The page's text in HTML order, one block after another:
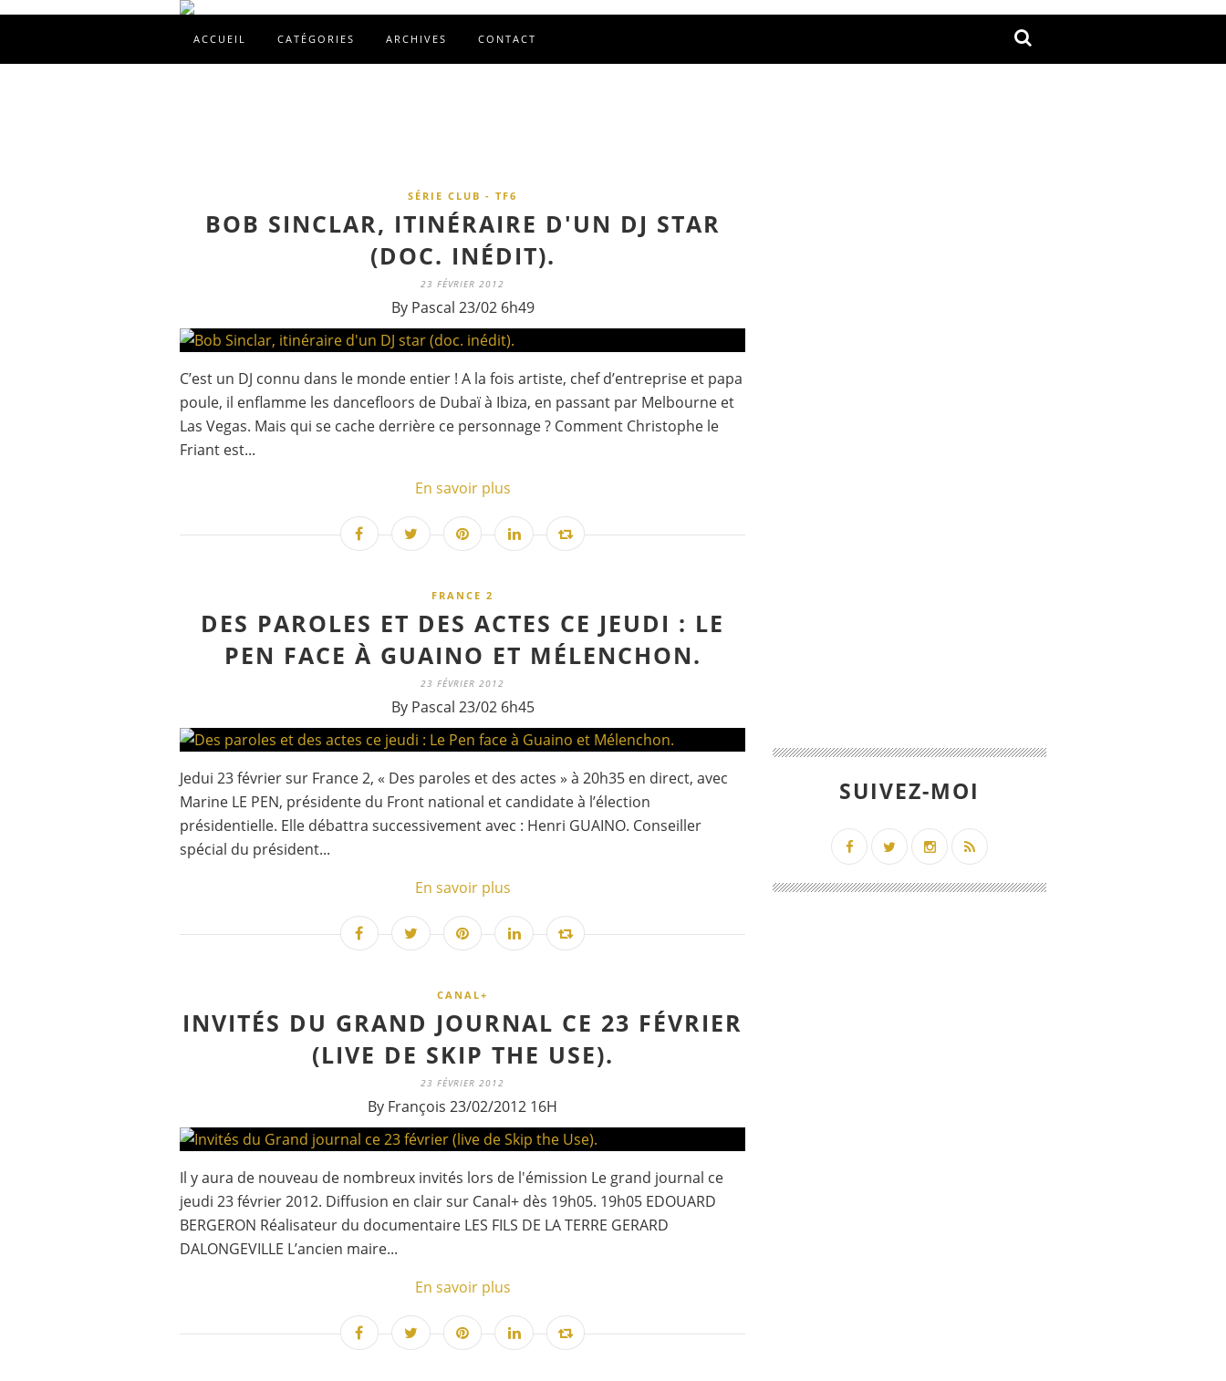
ACCUEIL CATÉGORIES ARCHIVES CONTACT
SÉRIE CLUB - TF6
BOB SINCLAR, ITINÉRAIRE D'UN DJ STAR
(DOC. INÉDIT).
23 FÉVRIER 2012
By Pascal 23/02 6h49
C’est un DJ connu dans le monde entier ! A la fois artiste, chef d’entreprise et papa
poule, il enflamme les dancefloors de Dubaï à Ibiza, en passant par Melbourne et
Las Vegas. Mais qui se cache derrière ce personnage ? Comment Christophe le
Friant est...
En savoir plus
FRANCE 2
DES PAROLES ET DES ACTES CE JEUDI : LE
PEN FACE À GUAINO ET MÉLENCHON.
23 FÉVRIER 2012
By Pascal 23/02 6h45
Jedui 23 février sur France 2, « Des paroles et des actes » à 20h35 en direct, avec
Marine LE PEN, présidente du Front national et candidate à l’élection
présidentielle. Elle débattra successivement avec : Henri GUAINO. Conseiller
spécial du président...
En savoir plus
CANAL+
INVITÉS DU GRAND JOURNAL CE 23 FÉVRIER
(LIVE DE SKIP THE USE).
23 FÉVRIER 2012
By François 23/02/2012 16H
Il y aura de nouveau de nombreux invités lors de l'émission Le grand journal ce
jeudi 23 février 2012. Diffusion en clair sur Canal+ dès 19h05. 19h05 EDOUARD
BERGERON Réalisateur du documentaire LES FILS DE LA TERRE GERARD
DALONGEVILLE L’ancien maire...
En savoir plus
SUIVEZ-MOI